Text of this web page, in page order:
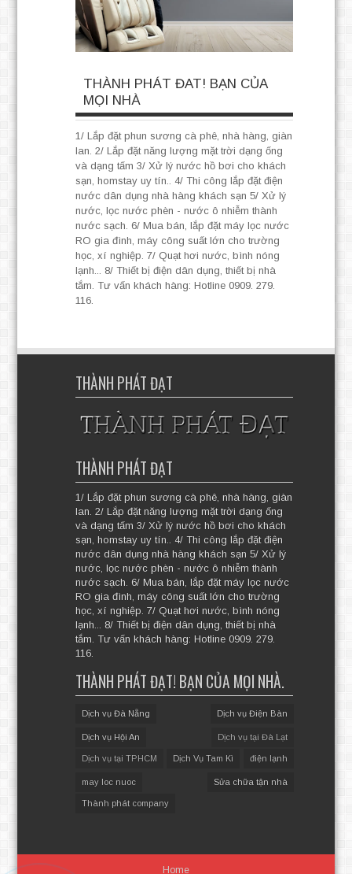
THÀNH PHÁT ĐAT! BẠN CỦA
MỌI NHÀ
1/ Lắp đặt phun sương cà phê, nhà hàng, giàn
lan. 2/ Lắp đặt năng lượng mặt trời dạng ống
và dạng tấm 3/ Xử lý nước hồ bơi cho khách
sạn, homstay uy tín.. 4/ Thi công lắp đặt điện
nước dân dụng nhà hàng khách sạn 5/ Xử lý
nước, lọc nước phèn - nước ô nhiễm thành
nước sạch. 6/ Mua bán, lắp đặt máy lọc nước
RO gia đình, máy công suất lớn cho trường
học, xí nghiệp. 7/ Quạt hơi nước, bình nóng
lạnh... 8/ Thiết bị điện dân dụng, thiết bị nhà
tắm. Tư vấn khách hàng: Hotline 0909. 279.
116.
THÀNH PHÁT ĐẠT
THÀNH PHÁT ĐẠT
1/ Lắp đặt phun sương cà phê, nhà hàng, giàn
lan. 2/ Lắp đặt năng lượng mặt trời dạng ống
và dạng tấm 3/ Xử lý nước hồ bơi cho khách
sạn, homstay uy tín.. 4/ Thi công lắp đặt điện
nước dân dụng nhà hàng khách sạn 5/ Xử lý
nước, lọc nước phèn - nước ô nhiễm thành
nước sạch. 6/ Mua bán, lắp đặt máy lọc nước
RO gia đình, máy công suất lớn cho trường
học, xí nghiệp. 7/ Quạt hơi nước, bình nóng
lạnh... 8/ Thiết bị điện dân dụng, thiết bị nhà
tắm. Tư vấn khách hàng: Hotline 0909. 279.
116.
THÀNH PHÁT ĐẠT! BẠN CỦA MỌI NHÀ.
Dịch vụ Đà Nẵng Dịch vụ Điện Bàn
Dịch vụ Hội An Dịch vụ tại Đà Lạt
Dịch vụ tại TPHCM Dịch Vụ Tam Kì điện lạnh
may loc nuoc Sửa chữa tận nhà
Thành phát company
Home